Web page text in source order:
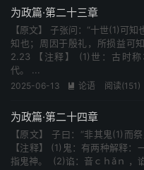
为政篇·第二十三章
【原文】 子张问：“十世(1)可
知也；周因于殷礼，所损益可
2.23 【注释】 (1)世：古时
代。 ...
2025-06-13  论语 阅读(151)
为政篇·第二十四章
【原文】 子曰：“非其鬼(1)而
【注释】 (1)鬼：有两种解释
指鬼神。 (2)谄：音ｃｈǎｎ ，